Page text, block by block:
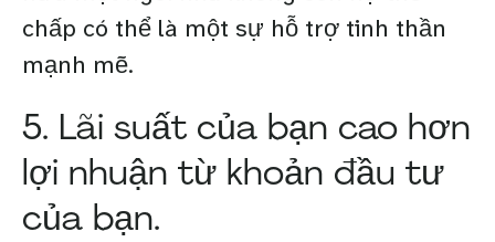
chấp có thể là một sự hỗ trợ tinh thần
mạnh mẽ.
5. Lãi suất của bạn cao hơn
lợi nhuận từ khoản đầu tư
của bạn.